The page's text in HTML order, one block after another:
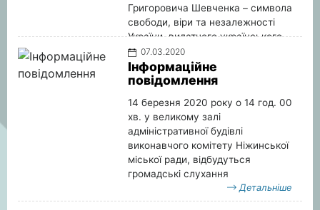
Григоровича Шевченка – символа
свободи, віри та незалежності
України, видатного українського
поета і прозаїка, драматурга,
художника, політичного та
громадського діяча.
07.03.2020
Інформаційне
повідомлення
14 березня 2020 року о 14 год. 00
хв. у великому залі
адміністративної будівлі
виконавчого комітету Ніжинської
міської ради, відбудуться
громадські слухання
Детальніше